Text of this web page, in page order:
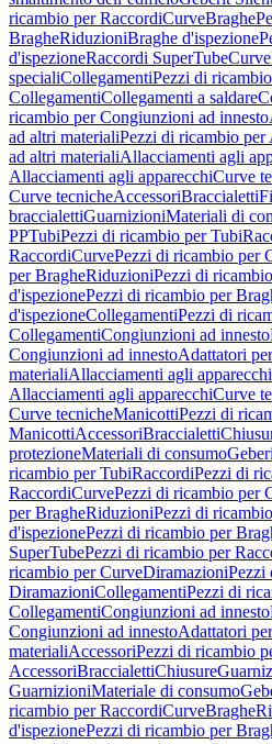
ricambio per RaccordiCurveBraghe
BragheRiduzioniBraghe d'ispezione
d'ispezioneRaccordi SuperTubeCurve
specialiCollegamentiPezzi di
CollegamentiCollegamenti a saldare
ricambio per Congiunzioni ad innesto
ad altri materialiPezzi di ricambio per
ad altri materialiAllacciamenti agli
Allacciamenti agli apparecchiCurve
Curve tecnicheAccessoriBraccialetti
braccialettiGuarnizioniMateriali di
PPTubiPezzi di ricambio per Tubi
RaccordiCurvePezzi di ricambio per
per BragheRiduzioniPezzi di
d'ispezionePezzi di ricambio per
d'ispezioneCollegamentiPezzi di
CollegamentiCongiunzioni ad innesto
Congiunzioni ad innestoAdattatori
materialiAllacciamenti agli apparecchi
Allacciamenti agli apparecchiCurve
Curve tecnicheManicottiPezzi di
ManicottiAccessoriBraccialetti
protezioneMateriali di consumo
ricambio per TubiRaccordiPezzi di
RaccordiCurvePezzi di ricambio per
per BragheRiduzioniPezzi di
d'ispezionePezzi di ricambio per
SuperTubePezzi di ricambio per
ricambio per CurveDiramazioniPezzi
DiramazioniCollegamentiPezzi di
CollegamentiCongiunzioni ad innesto
Congiunzioni ad innestoAdattatori
materialiAccessoriPezzi di ricambio
AccessoriBraccialettiChiusure
GuarnizioniMateriale di consumo
ricambio per RaccordiCurveBraghe
d'ispezionePezzi di ricambio per